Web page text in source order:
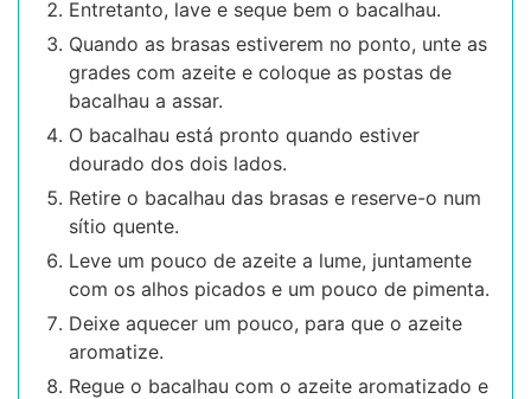
Entretanto, lave e seque bem o bacalhau.
Quando as brasas estiverem no ponto, unte as
grades com azeite e coloque as postas de
bacalhau a assar.
O bacalhau está pronto quando estiver
dourado dos dois lados.
Retire o bacalhau das brasas e reserve-o num
sítio quente.
Leve um pouco de azeite a lume, juntamente
com os alhos picados e um pouco de pimenta.
Deixe aquecer um pouco, para que o azeite
aromatize.
Regue o bacalhau com o azeite aromatizado e